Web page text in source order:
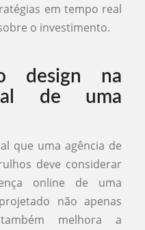
em tempo real
o investimento.
design na
de uma
que uma agência de
deve considerar
online de uma
não apenas
melhora a